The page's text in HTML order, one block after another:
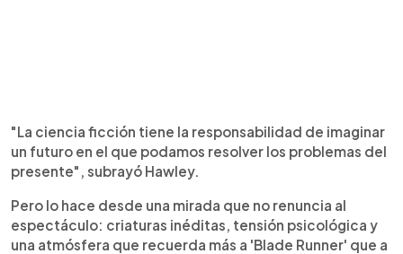
"La ciencia ficción tiene la responsabilidad de imaginar
un futuro en el que podamos resolver los problemas del
presente", subrayó Hawley.
Pero lo hace desde una mirada que no renuncia al
espectáculo: criaturas inéditas, tensión psicológica y
una atmósfera que recuerda más a 'Blade Runner' que a